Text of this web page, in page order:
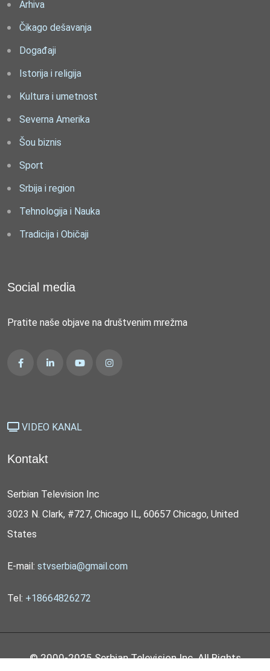
Arhiva
Čikago dešavanja
Događaji
Istorija i religija
Kultura i umetnost
Severna Amerika
Šou biznis
Sport
Srbija i region
Tehnologija i Nauka
Tradicija i Običaji
Social media
Pratite naše objave na društvenim mrežma
VIDEO KANAL
Kontakt
Serbian Television Inc
3023 N. Clark, #727, Chicago IL, 60657 Chicago, United
States
E-mail: stvserbia@gmail.com
Tel: +18664826272
© 2000-2025 Serbian Television Inc. All Rights